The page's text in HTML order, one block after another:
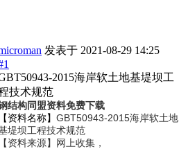
发表于 2021-08-29 14:25
2015海岸软土地基堤坝工
技术规范
结构同盟资料免费下载
【资料名称】 GBT50943-2015海岸软土地
堤坝工程技术规范
【资料来源】网上收集，